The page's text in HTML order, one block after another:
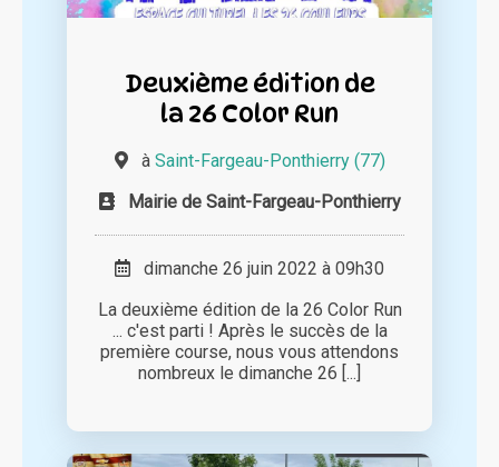
Deuxième édition de
la 26 Color Run
à Saint-Fargeau-Ponthierry (77)
Mairie de Saint-Fargeau-Ponthierry
dimanche 26 juin 2022 à 09h30
La deuxième édition de la 26 Color Run
... c'est parti ! Après le succès de la
première course, nous vous attendons
nombreux le dimanche 26 [...]